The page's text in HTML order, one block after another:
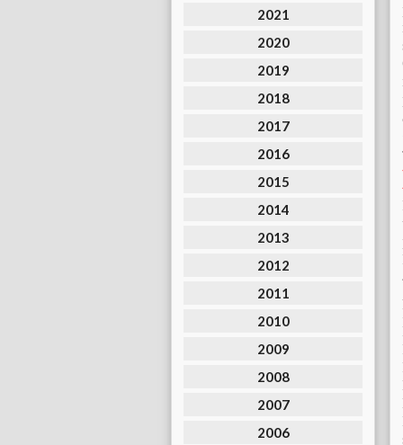
2021
2020
2019
2018
2017
2016
2015
2014
2013
2012
2011
2010
2009
2008
2007
2006